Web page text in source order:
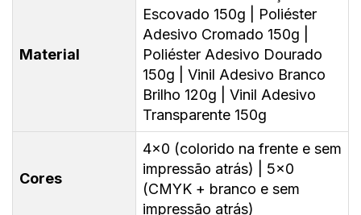
Material
Escovado 150g | Poliéster
Adesivo Cromado 150g |
Poliéster Adesivo Dourado
150g | Vinil Adesivo Branco
Brilho 120g | Vinil Adesivo
Transparente 150g
Cores
4x0 (colorido na frente e sem
impressão atrás) | 5x0
(CMYK + branco e sem
impressão atrás)